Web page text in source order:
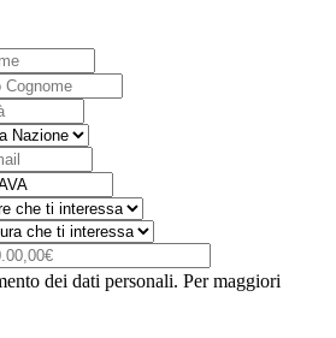
dei dati personali. Per maggiori